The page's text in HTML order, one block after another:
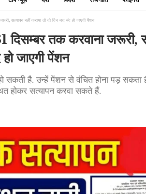
सत्यापन नहीं कराया तो दो दिन बाद बंद हो जाएगी पेंशन
दिसम्बर तक करवाना जरूरी,
हो जाएगी पेंशन
सकती है. उन्हें पेंशन से वंचित होना पड़
होकर सत्यापन करवा सकते हैं.